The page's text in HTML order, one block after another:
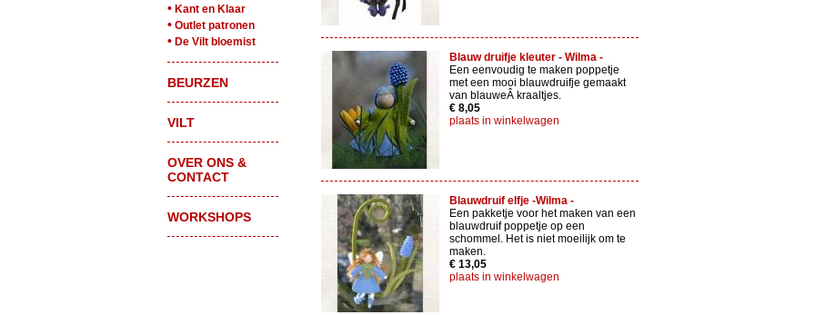
• Kant en Klaar
• Outlet patronen
• De Vilt bloemist
BEURZEN
VILT
OVER ONS &
CONTACT
WORKSHOPS
Blauw druifje kleuter - Wilma -
Een eenvoudig te maken poppetje
met een mooi blauwdruifje gemaakt
van blauweÂ kraaltjes.
€ 8,05
plaats in winkelwagen
Blauwdruif elfje -Wilma -
Een pakketje voor het maken van een
blauwdruif poppetje op een
schommel. Het is niet moeilijk om te
maken.
€ 13,05
plaats in winkelwagen